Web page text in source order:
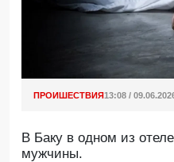
ПРОИШЕСТВИЯ13:08 /
В Баку в одном из
мужчины.